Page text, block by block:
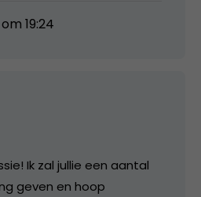
19:24
Ik zal jullie een aantal
geven en hoop